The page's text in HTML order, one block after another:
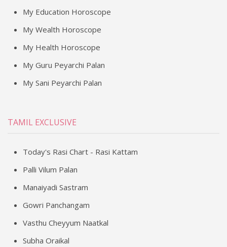
My Education Horoscope
My Wealth Horoscope
My Health Horoscope
My Guru Peyarchi Palan
My Sani Peyarchi Palan
TAMIL EXCLUSIVE
Today's Rasi Chart - Rasi Kattam
Palli Vilum Palan
Manaiyadi Sastram
Gowri Panchangam
Vasthu Cheyyum Naatkal
Subha Oraikal